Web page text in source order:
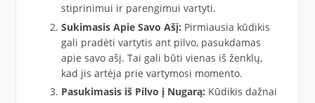
stiprinimui ir parengimui vartyti.
Sukimasis Apie Savo Ašį: Pirmiausia kūdikis
gali pradėti vartytis ant pilvo, pasukdamas
apie savo ašį. Tai gali būti vienas iš ženklų,
kad jis artėja prie vartymosi momento.
Pasukimasis iš Pilvo į Nugarą: Kūdikis dažnai